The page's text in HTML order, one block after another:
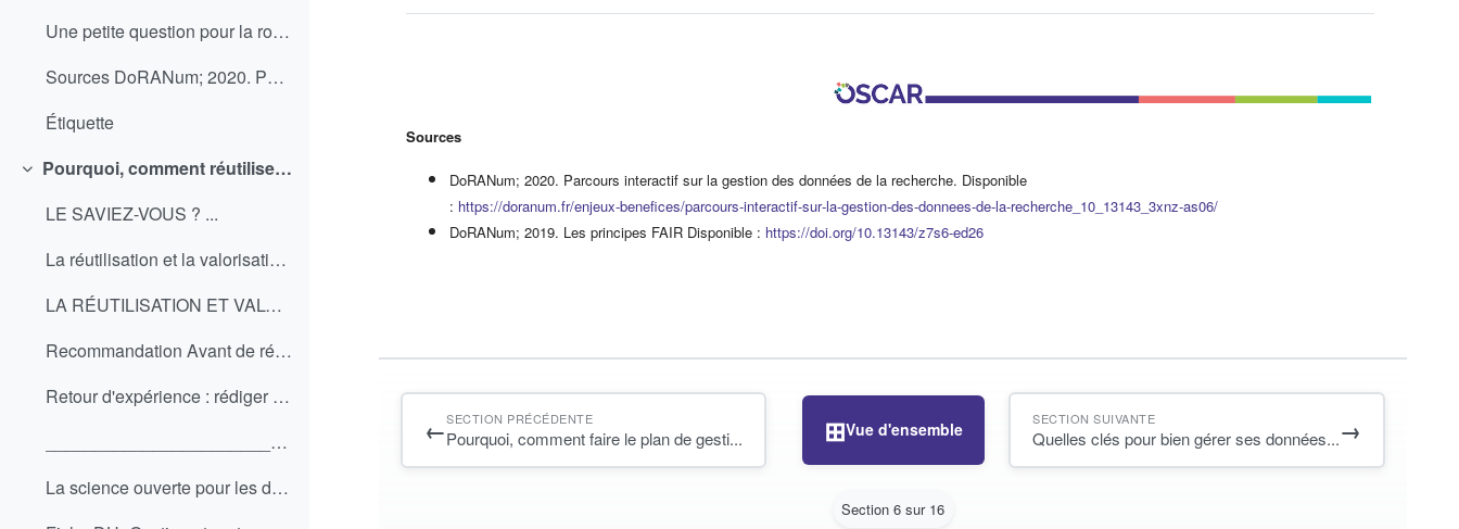
Une petite question pour la route ! https://callis...
Sources DoRANum; 2020. Parcours interactif sur l...
Étiquette
Replier
Pourquoi, comment réutiliser et valoriser des données ?
LE SAVIEZ-VOUS ? ...
La réutilisation et la valorisation des données co...
LA RÉUTILISATION ET VALORISATION DES DONNÉES Dans ...
Recommandation Avant de réutiliser des données, ...
Retour d'expérience : rédiger un Data paper Dans ...
_____________________________________________Pour ...
La science ouverte pour les directeurs et direct...
Sources
DoRANum; 2020. Parcours interactif sur la gestion des données de la recherche. Disponible
: https://doranum.fr/enjeux-benefices/parcours-interactif-sur-la-gestion-des-donnees-de-la-recherche_10_13143_3xnz-as06/(s'ouvre dans un nouvel onglet)
DoRANum; 2019. Les principes FAIR Disponible : https://doi.org/10.13143/z7s6-ed26(s'ouvre dans un nouvel onglet)
←SECTION PRÉCÉDENTE
Pourquoi, comment faire le plan de gesti... ⊞Vue d'ensemble
SECTION SUIVANTE
Quelles clés pour bien gérer ses données...→
Section 6 sur 16